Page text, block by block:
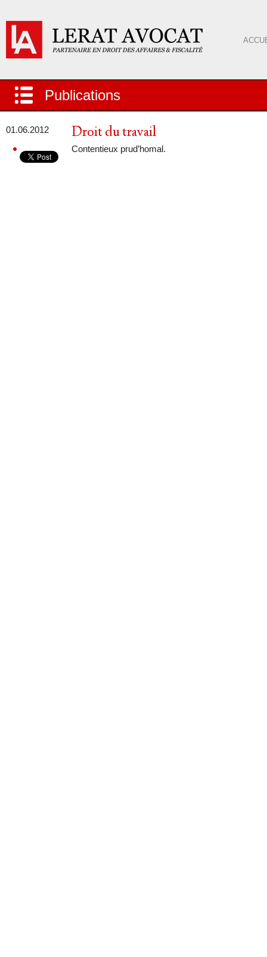
Publications
01.06.2012 Droit du travail
Contentieux prud’homal.